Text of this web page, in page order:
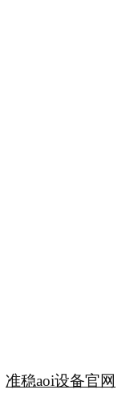
准稳aoi设备官网